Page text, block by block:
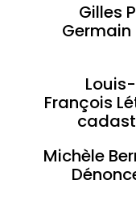
Gilles
Germain
François
Michèle